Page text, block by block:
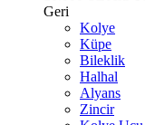
Geri
Kolye
Küpe
Bileklik
Halhal
Alyans
Zincir